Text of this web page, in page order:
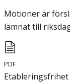
Motioner är
lämnat till
PDF